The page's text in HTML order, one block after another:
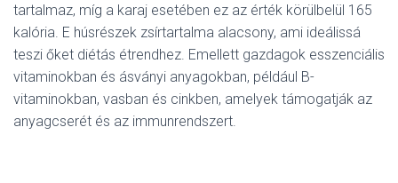
tartalmaz, míg a karaj esetében ez az érték körülbelül 165
kalória. E húsrészek zsírtartalma alacsony, ami ideálissá
teszi őket diétás étrendhez. Emellett gazdagok esszenciális
vitaminokban és ásványi anyagokban, például B-
vitaminokban, vasban és cinkben, amelyek támogatják az
anyagcserét és az immunrendszert.